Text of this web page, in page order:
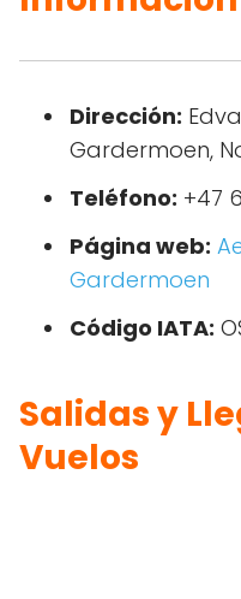
Dirección:
Gardermoen,
Teléfono: +47
Página web:
Gardermoen
Código IATA:
Salidas y
Vuelos